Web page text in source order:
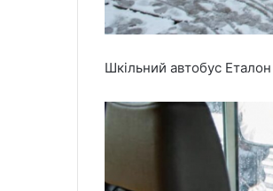
Шкільний автобус